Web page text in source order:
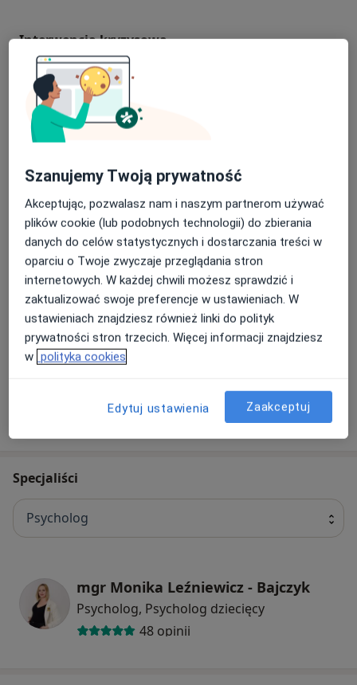
Interwencja kryzysowa
250 zł
Szczegółyinterwencja kryzysowa
Konsultacja psychologiczna
250 zł
SzczegółyKonsultacja psychologiczna
Konsultacja psychologiczna (kolejna wizyta)
250 zł
Szczegółykonsultacja psychologiczna (kolejna
Konsultacja psychologiczna (pierwsza wizyta)
250 zł
Szczegółykonsultacja psychologiczna (pierwsza
Konsultacja psychologiczna dzieci
250 zł
Szczegóły konsultacja psychologiczna dzieci
Specjaliści
Psycholog
mgr Monika Leźniewicz - Bajczyk
Psycholog, Psycholog dziecięcy
48 opinii
Szanujemy Twoją prywatność
Akceptując, pozwalasz nam i naszym partnerom używać
plików cookie (lub podobnych technologii) do zbierania
danych do celów statystycznych i dostarczania treści w
oparciu o Twoje zwyczaje przeglądania stron
internetowych. W każdej chwili możesz sprawdzić i
zaktualizować swoje preferencje w ustawieniach. W
ustawieniach znajdziesz również linki do polityk
prywatności stron trzecich. Więcej informacji znajdziesz
w polityka cookies
Edytuj ustawienia Zaakceptuj